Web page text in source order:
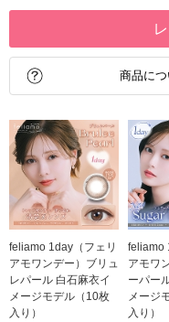
商品に
feliamo 1day（フェリ
アモワンデー）ブリュ
レパール 白石麻衣イ
メージモデル（10枚
入り）
feliamo
アモワ
ーパー
メージ
入り）